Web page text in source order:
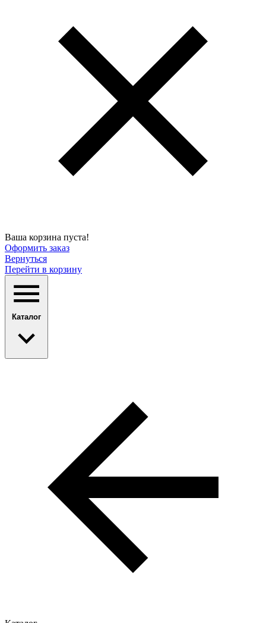
Ваша корзина пуста!
Оформить заказ
Вернуться
Перейти в корзину
Каталог